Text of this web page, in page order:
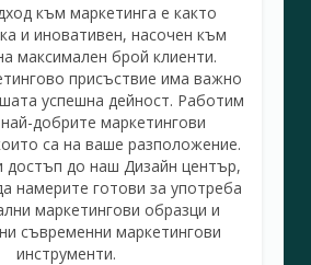
към маркетинга е както
и иновативен, насочен към
максимален брой клиенти.
присъствие има важно
успешна дейност. Работим
добрите маркетингови
са на ваше разположение.
достъп до наш Дизайн център,
намерите готови за употреба
маркетингови образци и
съвременни маркетингови
инструменти.